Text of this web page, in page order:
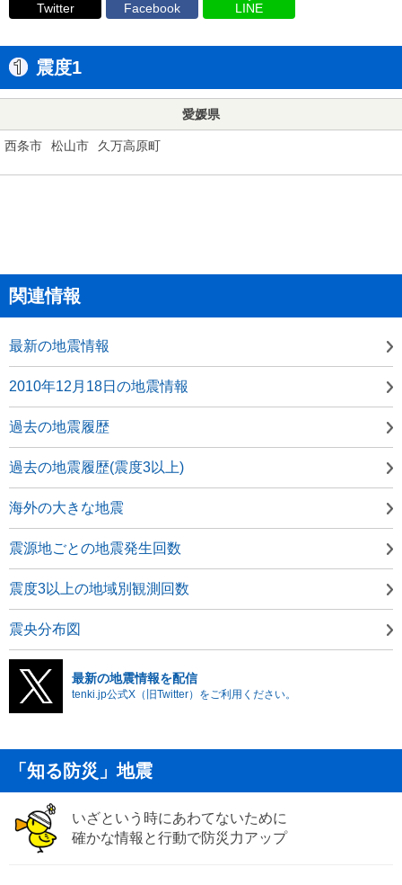
Twitter Facebook LINE
震度1
愛媛県
西条市 松山市 久万高原町
関連情報
最新の地震情報
2010年12月18日の地震情報
過去の地震履歴
過去の地震履歴(震度3以上)
海外の大きな地震
震源地ごとの地震発生回数
震度3以上の地域別観測回数
震央分布図
最新の地震情報を配信
tenki.jp公式X（旧Twitter）をご利用ください。
「知る防災」地震
いざという時にあわてないために
確かな情報と行動で防災力アップ